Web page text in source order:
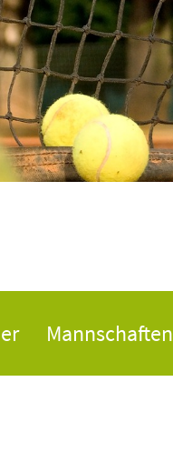
Mannschaften